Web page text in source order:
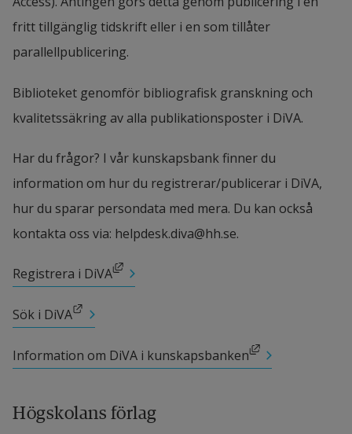
fritt tillgänglig tidskrift eller i en som tillåter
parallellpublicering.
Biblioteket genomför bibliografisk granskning och
kvalitetssäkring av alla publikationsposter i DiVA.
Har du frågor? I vår kunskapsbank finner du
information om hur du registrerar/publicerar i DiVA,
hur du sparar persondata med mera. Du kan också
kontakta oss via: helpdesk.diva@hh.se.
Registrera i DiVA
Länk till annan webbplats, öppnas i nytt fönster.
Sök i DiVA
Länk till annan webbplats.
Information om DiVA i kunskapsbanken
Länk till annan webbplats, öppnas i nytt fönster.
Högskolans förlag